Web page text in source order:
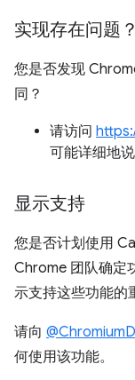
实现存在问题？
您是否发现
同？
请访问
可能详细地
显示支持
您是否计划使用
Chrome 团队确定
示支持这些功能的
请向
何使用该功能。